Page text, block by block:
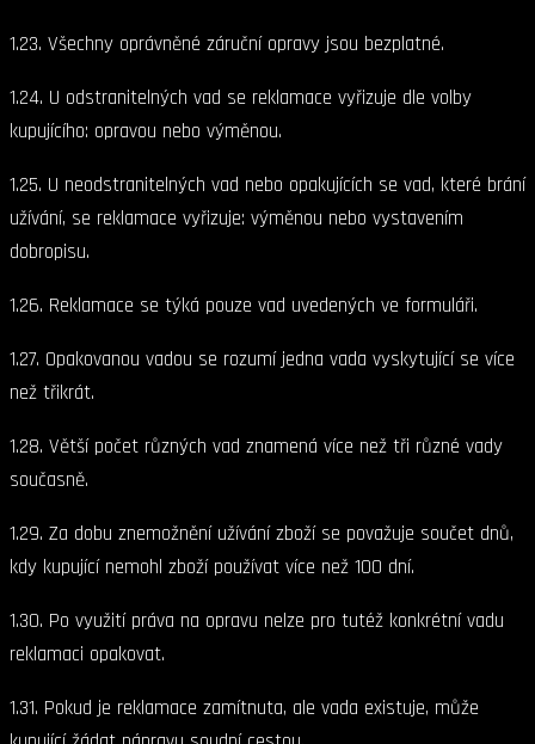
1.23. Všechny oprávněné záruční opravy jsou bezplatné.
1.24. U odstranitelných vad se reklamace vyřizuje dle volby
kupujícího: opravou nebo výměnou.
1.25. U neodstranitelných vad nebo opakujících se vad, které brání
užívání, se reklamace vyřizuje: výměnou nebo vystavením
dobropisu.
1.26. Reklamace se týká pouze vad uvedených ve formuláři.
1.27. Opakovanou vadou se rozumí jedna vada vyskytující se více
než třikrát.
1.28. Větší počet různých vad znamená více než tři různé vady
současně.
1.29. Za dobu znemožnění užívání zboží se považuje součet dnů,
kdy kupující nemohl zboží používat více než 100 dní.
1.30. Po využití práva na opravu nelze pro tutéž konkrétní vadu
reklamaci opakovat.
1.31. Pokud je reklamace zamítnuta, ale vada existuje, může